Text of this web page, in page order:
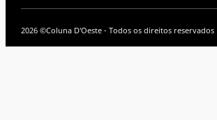
2026 ©Coluna D'Oeste - Todos os direitos reservados